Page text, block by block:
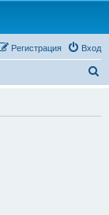
Вход
Регистрация